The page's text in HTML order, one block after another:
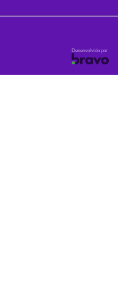
Desenvolvido por